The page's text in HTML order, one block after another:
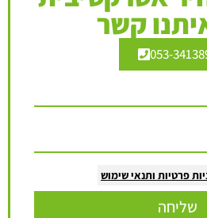
קשר
053-
פרטיות ותנאי שימוש
שליחה